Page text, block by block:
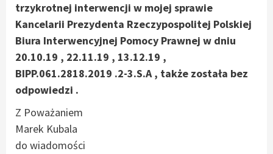
trzykrotnej interwencji w mojej sprawie
Kancelarii Prezydenta Rzeczypospolitej Polskiej
Biura Interwencyjnej Pomocy Prawnej w dniu
20.10.19 , 22.11.19 , 13.12.19 ,
BIPP.061.2818.2019 .2-3.S.A , także została bez
odpowiedzi .
Z Poważaniem
Marek Kubala
do wiadomości